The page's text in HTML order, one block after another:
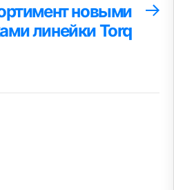
новыми
линейки Torq